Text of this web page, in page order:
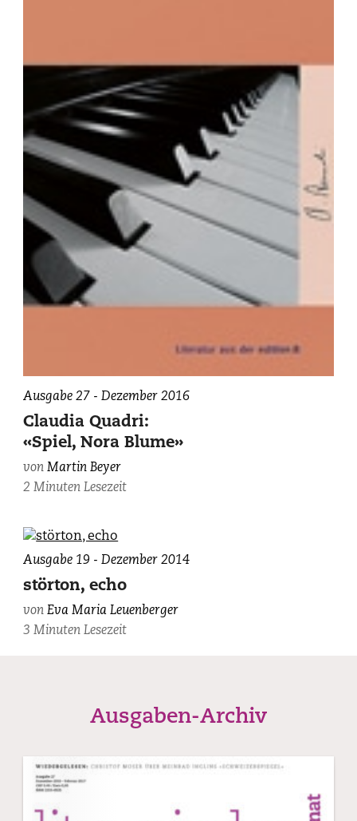
Ausgabe 27 - Dezember 2016
Claudia Quadri:
«Spiel, Nora Blume»
vonMartin Beyer
2 Minuten Lesezeit
Eva
Maria
Leuenberger,
photographiert
von
Ausgabe 19 - Dezember 2014
störton, echo
vonEva Maria Leuenberger
3 Minuten Lesezeit
Ausgaben-Archiv